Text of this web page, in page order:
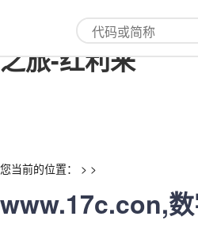
www.17c.con,数
之旅-红利来
您当前的位置： > >
www.17c.con,